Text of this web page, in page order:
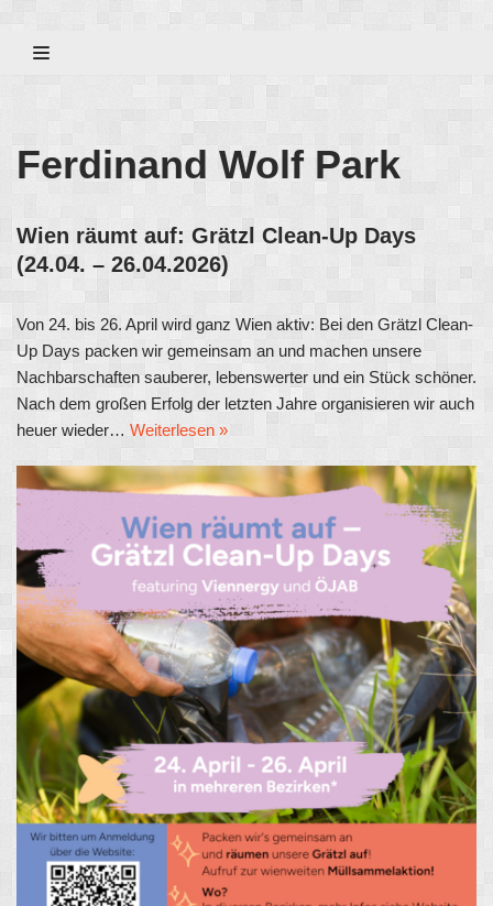
Zum
Ferdinand Wolf Park
Wien räumt auf: Grätzl Clean-Up Days
(24.04. – 26.04.2026)
Von 24. bis 26. April wird ganz Wien aktiv: Bei den Grätzl Clean-
Up Days packen wir gemeinsam an und machen unsere
Nachbarschaften sauberer, lebenswerter und ein Stück schöner.
Nach dem großen Erfolg der letzten Jahre organisieren wir auch
heuer wieder… Weiterlesen »